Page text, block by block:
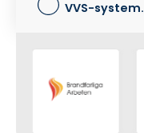
VVS-system.